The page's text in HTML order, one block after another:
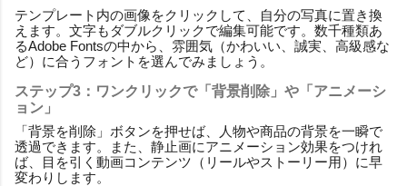
テンプレート内の画像をクリックして、自分の写真に置き換
えます。文字もダブルクリックで編集可能です。数千種類あ
るAdobe Fontsの中から、雰囲気（かわいい、誠実、高級感な
ど）に合うフォントを選んでみましょう。
ステップ3：ワンクリックで「背景削除」や「アニメーシ
ョン」
「背景を削除」ボタンを押せば、人物や商品の背景を一瞬で
透過できます。また、静止画にアニメーション効果をつけれ
ば、目を引く動画コンテンツ（リールやストーリー用）に早
変わりします。